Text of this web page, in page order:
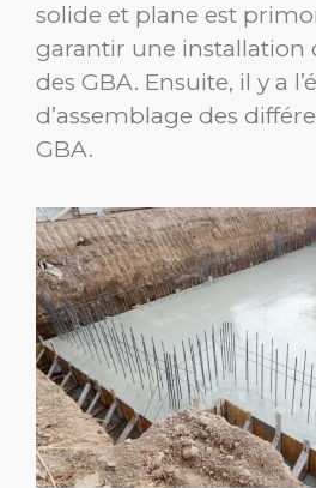
solide et plane est
garantir une installation
des GBA. Ensuite, il y a
d’assemblage des
GBA.